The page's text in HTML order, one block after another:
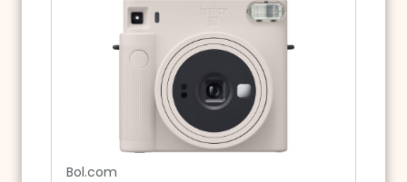
Bol.com